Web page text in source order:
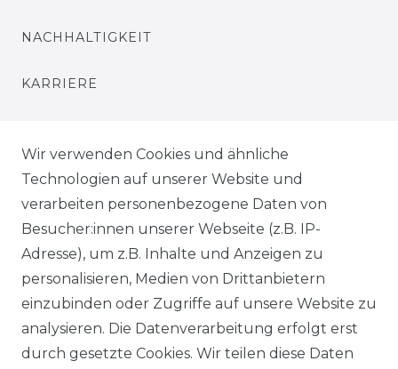
NACHHALTIGKEIT
KARRIERE
BLOG
VORTEILE
☛ TOP Marken – TOP Qualität
Wir verwenden Cookies und ähnliche
Technologien auf unserer Website und
verarbeiten personenbezogene Daten von
Besucher:innen unserer Webseite (z.B. IP-
Adresse), um z.B. Inhalte und Anzeigen zu
personalisieren, Medien von Drittanbietern
einzubinden oder Zugriffe auf unsere Website zu
analysieren. Die Datenverarbeitung erfolgt erst
durch gesetzte Cookies. Wir teilen diese Daten